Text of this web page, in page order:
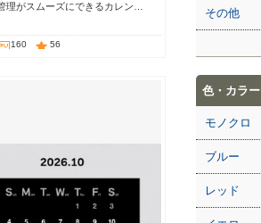
理がスムーズにできるカレン…
160 56
その他
色・カラー
モノクロ
ブルー
レッド